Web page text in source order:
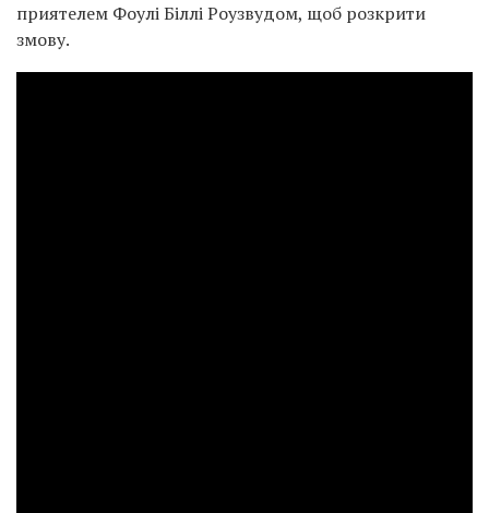
приятелем Фоулі Біллі Роузвудом, щоб розкрити
змову.